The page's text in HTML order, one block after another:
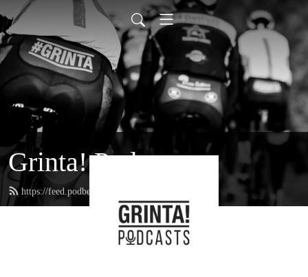
Grinta! Podcasts
https://feed.podbean.com/grinta/feed.xml